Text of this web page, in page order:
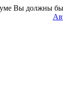
Вы должны